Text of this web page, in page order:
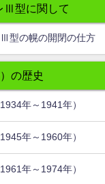
Ⅲ型に関して
型の幌の開閉の仕方
の歴史
年～1941年）
年～1960年）
年～1974年）